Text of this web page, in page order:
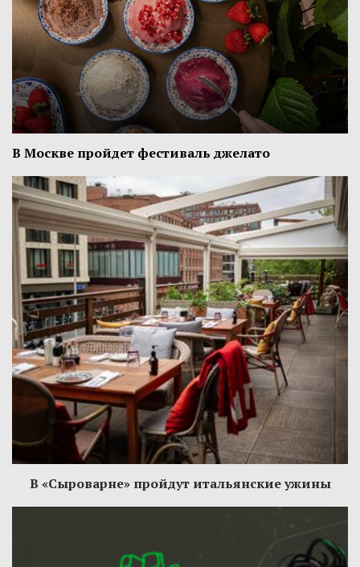
В Москве пройдет фестиваль джелато
В «Сыроварне» пройдут итальянские ужины